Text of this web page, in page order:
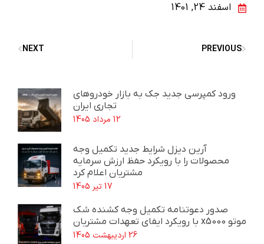
اسفند 24, 1401
PREVIOUS
NEXT
ورود کمپرسی جدید جک به بازار خودروهای
تجاری ایران
12 مرداد 1405
آرین دیزل شرایط جدید تکمیل وجه
محصولات را با رویکرد حفظ ارزش سرمایه
مشتریان اعلام کرد
17 تیر 1405
صدور دعوتنامه تکمیل وجه کشنده شک
موتو x5000 با رویکرد ایفای تعهدات مشتریان
26 اردیبهشت 1405